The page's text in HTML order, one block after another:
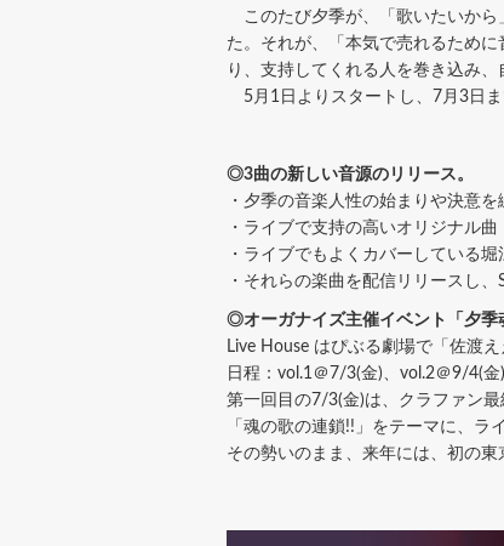
このたび夕季が、「歌いたいから
た。それが、「本気で売れるため
り、支持してくれる人を巻き込み
5月1日よりスタートし、7月3日ま
◎3曲の新しい音源のリリース。
・夕季の音楽人性の始まりや決意
・ライブで支持の高いオリジナル
・ライブでもよくカバーしている
・それらの楽曲を配信リリースし
◎オーガナイズ主催イベント「夕季
Live House はぴぶる劇場で「佐渡
日程：vol.1＠7/3(金)、vol.2＠9/4(
第一回目の7/3(金)は、クラファン
「魂の歌の連鎖!!」をテーマに、ラ
その勢いのまま、来年には、初の東